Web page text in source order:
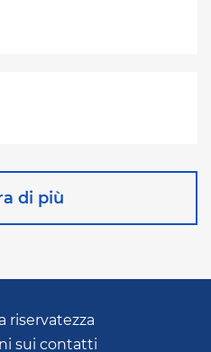
di più
riservatezza
sui contatti